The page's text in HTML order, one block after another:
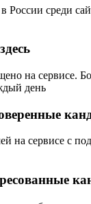
России среди
на сервисе.
день
на сервисе с